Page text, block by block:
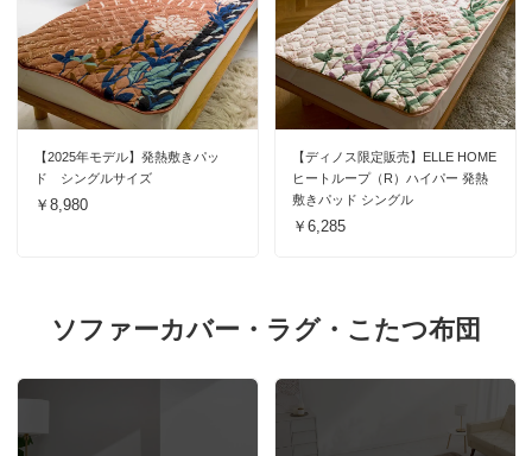
【2025年モデル】発熱敷きパッ
ド シングルサイズ
￥8,980
【ディノス限定販売】ELLE HOME
ヒートループ（R）ハイパー 発熱
敷きパッド シングル
￥6,285
ソファーカバー・ラグ・こたつ布団